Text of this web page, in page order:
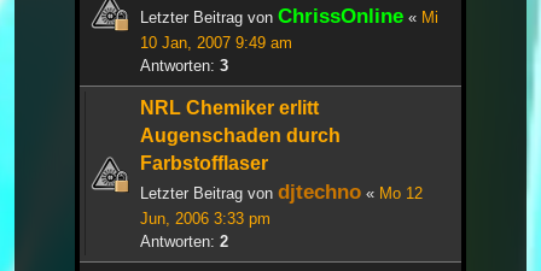
Letzter Beitrag von ChrissOnline « Mi
10 Jan, 2007 9:49 am
Antworten: 3
NRL Chemiker erlitt
Augenschaden durch
Farbstofflaser
Letzter Beitrag von djtechno « Mo 12
Jun, 2006 3:33 pm
Antworten: 2